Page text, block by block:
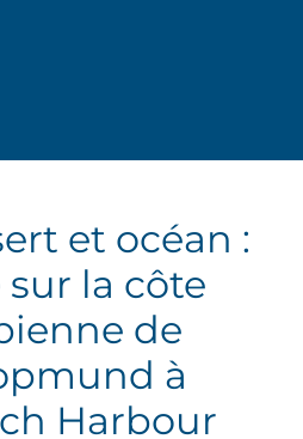
et océan :
sur la côte
de
à
Harbour